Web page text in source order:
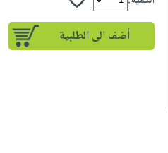
أضف الى الطلبية